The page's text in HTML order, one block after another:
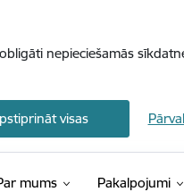
nepieciešamās
visas
mums Pakalpojumi